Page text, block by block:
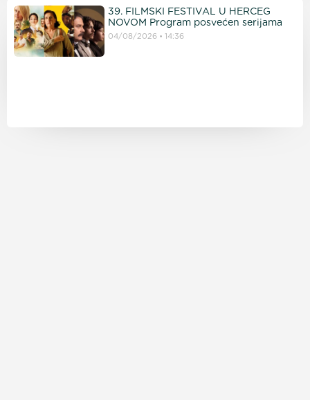
39. FILMSKI FESTIVAL U HERCEG
NOVOM Program posvećen serijama
04/08/2026 14:36